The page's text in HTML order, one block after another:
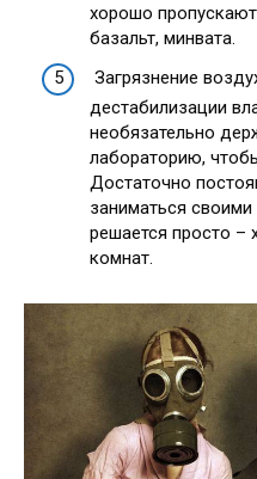
хорошо
базальт, минвата.
Загрязнение
дестабилизации
необязательно
лабораторию,
Достаточно
заниматься
решается просто –
комнат.